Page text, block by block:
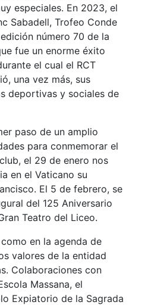
especiales. En 2023, el
Sabadell, Trofeo Conde
número 70 de la
fue un enorme éxito
el cual el RCT
una vez más, sus
deportivas y sociales de
paso de un amplio
para conmemorar el
el 29 de enero nos
en el Vaticano su
El 5 de febrero, se
del 125 Aniversario
Teatro del Liceo.
en la agenda de
valores de la entidad
Colaboraciones con
Massana, el
Expiatorio de la Sagrada